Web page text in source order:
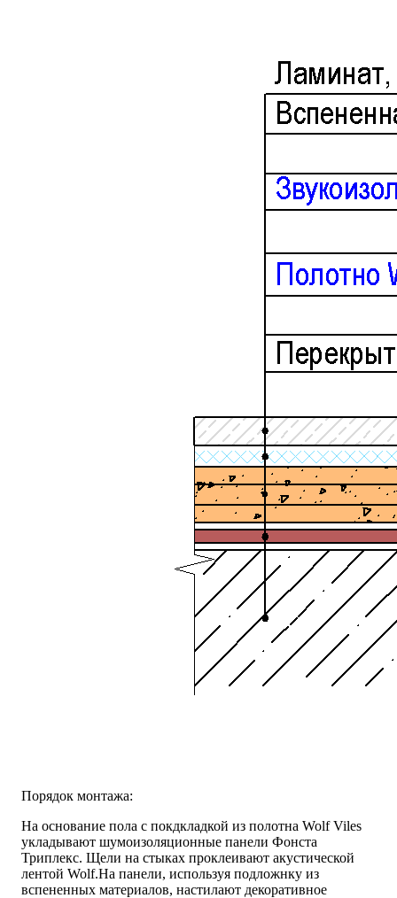
Порядок монтажа:
На основание пола с покдкладкой из полотна Wolf Viles
укладывают шумоизоляционные панели Фонста
Триплекс. Щели на стыках проклеивают акустической
лентой Wolf.На панели, используя подложнку из
вспененных материалов, настилают декоративное